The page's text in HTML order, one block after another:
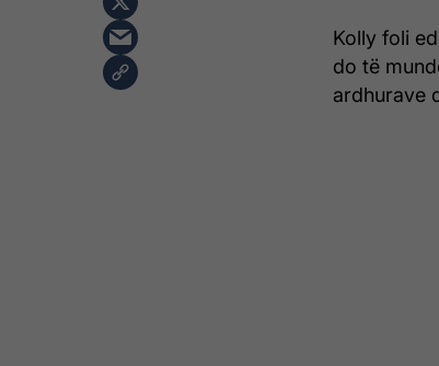
Kolly foli
do të
ardhurave